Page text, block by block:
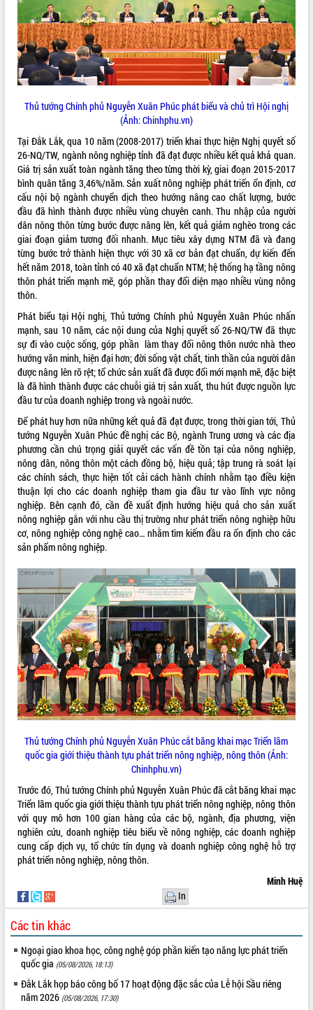
Bí thư Tỉnh ủy Lương Nguyễn Minh
Triết thăm, tặng quà người có công với
cách mạng
Rà soát, hoàn thiện hệ thống thiết chế
văn hóa, thể thao đáp ứng yêu cầu
phát triển mới
mặt Đoàn chuyên gia y tế TP. Hồ Chí
Lễ truy điệu và an táng hài cốt liệt sĩ
tại Nghĩa trang Liệt sĩ xã Sơn Hòa
Bàn giải pháp tháo gỡ khó khăn trong
xuất khẩu sầu riêng và triển khai quy
định EUDR
Thứ trưởng Bộ Nông nghiệp và Môi
trường Nguyễn Hoàng Hiệp khảo sát
vùng trồng và doanh nghiệp đóng gói
sầu riêng tại Đắk Lắk
Trình diễn nghệ thuật chế biến các
món ăn từ sầu riêng
Đắk Lắk công bố Quy hoạch và xúc
tiến đầu tư tỉnh
Ngành cá ngừ Đắk Lắk chủ động thích
ứng để giữ vững thị trường xuất khẩu
Diễn đàn Kinh tế tư nhân Việt Nam đột
phá cơ chế - Hợp tác công tư
Đề án 06 tạo bước ngoặt đột phá trong
cải cách hành chính tỉnh Đắk Lắk
Kết nối tour, đẩy mạnh chuyển đổi số
để phát triển du lịch Đắk Lắk
Khởi động Dự án Đầu tư xây dựng hạ
tầng kỹ thuật Cụm công nghiệp Tân
Tiến
Gặp mặt các cơ quan báo chí nhân Kỷ
niệm 101 năm Ngày Báo chí Cách
mạng Việt Nam
hiện Đề án 06 của Chính phủ
Họp báo thông tin về Hội nghị Công bố
Quy hoạch và Xúc tiến đầu tư tỉnh Đắk
Lắk
Khơi thông điểm nghẽn, đẩy nhanh
giải ngân vốn khắc phục thiên tai
HĐND tỉnh thông qua điều chỉnh Quy
hoạch tỉnh thời kỳ 2021-2030
Hội thảo góp ý hồ sơ điều chỉnh quy
hoạch tỉnh Đắk Lắk thời kỳ 2021-2030,
Nâng cao hiệu quả hoạt động của các
doanh nghiệp nhà nước
truyền số liệu chuyên dùng phục vụ cơ
quan Đảng, Nhà nước
Lễ phát động chuỗi hoạt động chung
tay làm sạch môi trường
Xã Ea Kar bước chuyển mình trong
công tác cải cách hành chính mô hình
UBND tỉnh họp báo định kỳ tháng 4
năm 2026
Hội thảo khoa học “Giải pháp thúc đẩy
phát triển nền kinh tế xanh tại tỉnh
Đắk Lắk”
hiện nhiệm vụ quản lý tài sản công
hàng tuần
THỐNG KÊ TRUY CẬP
Hôm nay:
22685
Tất cả:
65998827
Thủ tướng Chính phủ Nguyễn Xuân Phúc phát biểu và chủ trì Hội nghị
(Ảnh: Chinhphu.vn)
Tại Đắk Lắk, qua 10 năm (2008-2017) triển khai thực hiện Nghị quyết số
26-NQ/TW, ngành nông nghiệp tỉnh đã đạt được nhiều kết quả khả quan.
Giá trị sản xuất toàn ngành tăng theo từng thời kỳ, giai đoạn 2015-2017
bình quân tăng 3,46%/năm. Sản xuất nông nghiệp phát triển ổn định, cơ
cấu nội bộ ngành chuyển dịch theo hướng nâng cao chất lượng, bước
đầu đã hình thành được nhiều vùng chuyên canh. Thu nhập của người
dân nông thôn từng bước được nâng lên, kết quả giảm nghèo trong các
giai đoạn giảm tương đối nhanh. Mục tiêu xây dựng NTM đã và đang
từng bước trở thành hiện thực với 30 xã cơ bản đạt chuẩn, dự kiến đến
hết năm 2018, toàn tỉnh có 40 xã đạt chuẩn NTM; hệ thống hạ tầng nông
thôn phát triển mạnh mẽ, góp phần thay đổi diện mạo nhiều vùng nông
thôn.
Phát biểu tại Hội nghị, Thủ tướng Chính phủ Nguyễn Xuân Phúc nhấn
mạnh, sau 10 năm, các nội dung của Nghị quyết số 26-NQ/TW đã thực
sự đi vào cuộc sống, góp phần làm thay đổi nông thôn nước nhà theo
hướng văn minh, hiện đại hơn; đời sống vật chất, tinh thần của người dân
được nâng lên rõ rệt; tổ chức sản xuất đã được đổi mới mạnh mẽ, đặc biệt
là đã hình thành được các chuỗi giá trị sản xuất, thu hút được nguồn lực
đầu tư của doanh nghiệp trong và ngoài nước.
Để phát huy hơn nữa những kết quả đã đạt được, trong thời gian tới, Thủ
tướng Nguyễn Xuân Phúc đề nghị các Bộ, ngành Trung ương và các địa
phương cần chú trọng giải quyết các vấn đề tồn tại của nông nghiệp,
nông dân, nông thôn một cách đồng bộ, hiệu quả; tập trung rà soát lại
các chính sách, thực hiện tốt cải cách hành chính nhằm tạo điều kiện
thuận lợi cho các doanh nghiệp tham gia đầu tư vào lĩnh vực nông
nghiệp. Bên cạnh đó, cần đề xuất định hướng hiệu quả cho sản xuất
nông nghiệp gắn với nhu cầu thị trường như phát triển nông nghiệp hữu
cơ, nông nghiệp công nghệ cao… nhằm tìm kiếm đầu ra ổn định cho các
sản phẩm nông nghiệp.
Thủ tướng Chính phủ Nguyễn Xuân Phúc cắt băng khai mạc Triển lãm
quốc gia giới thiệu thành tựu phát triển nông nghiệp, nông thôn (Ảnh:
Chinhphu.vn)
Trước đó, Thủ tướng Chính phủ Nguyễn Xuân Phúc đã cắt băng khai mạc
Triển lãm quốc gia giới thiệu thành tựu phát triển nông nghiệp, nông thôn
với quy mô hơn 100 gian hàng của các bộ, ngành, địa phương, viện
nghiên cứu, doanh nghiệp tiêu biểu về nông nghiệp, các doanh nghiệp
cung cấp dịch vụ, tổ chức tín dụng và doanh nghiệp công nghệ hỗ trợ
phát triển nông nghiệp, nông thôn.
Minh Huệ
In
Các tin khác
Ngoại giao khoa học, công nghệ góp phần kiến tạo năng lực phát triển
quốc gia (05/08/2026, 18:13)
Đắk Lắk họp báo công bố 17 hoạt động đặc sắc của Lễ hội Sầu riêng
năm 2026 (05/08/2026, 17:30)